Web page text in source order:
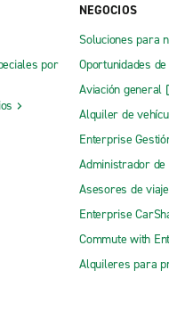
por
NEGOCIOS
Soluciones para
Oportunidades
Aviación general
Alquiler de
Enterprise
Administrador de
Asesores de
Enterprise
Commute with
Alquileres para